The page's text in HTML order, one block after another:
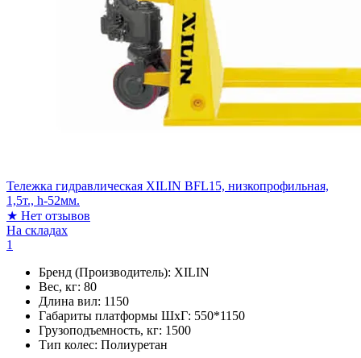
Тележка гидравлическая XILIN BFL15, низкопрофильная,
1,5т., h-52мм.
★ Нет отзывов
На складах
1
Бренд (Производитель): XILIN
Вес, кг: 80
Длина вил: 1150
Габариты платформы ШxГ: 550*1150
Грузоподъемность, кг: 1500
Тип колес: Полиуретан